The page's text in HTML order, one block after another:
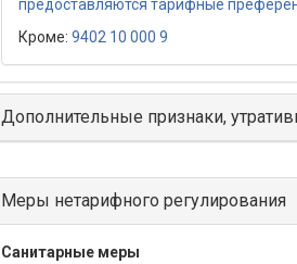
предоставляются тарифные
Кроме: 9402 10 000 9
Дополнительные признаки,
Меры нетарифного регулирования
Санитарные меры